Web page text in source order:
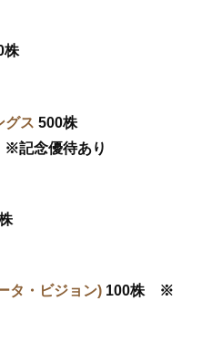
株
グス 500株
記念優待あり
タ・ビジョン) 100株 ※